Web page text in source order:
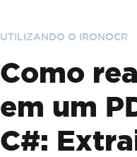
UTILIZANDO O IRONOCR
Como
em um
C#: